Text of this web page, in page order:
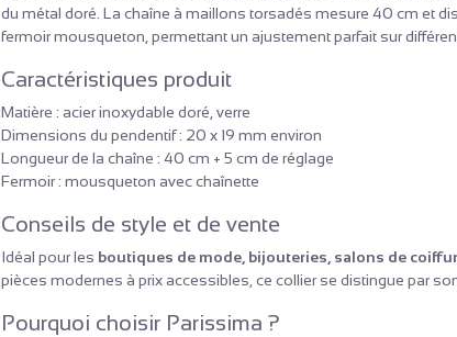
du métal doré. La chaîne à maillons torsadés mesure 40 cm et
fermoir mousqueton, permettant un ajustement parfait sur
Caractéristiques produit
Matière : acier inoxydable doré, verre
Dimensions du pendentif : 20 x 19 mm environ
Longueur de la chaîne : 40 cm + 5 cm de réglage
Fermoir : mousqueton avec chaînette
Conseils de style et de vente
Idéal pour les boutiques de mode, bijouteries, salons de
pièces modernes à prix accessibles, ce collier se distingue par
Pourquoi choisir Parissima ?